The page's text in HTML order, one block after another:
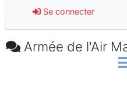
d9pouces: désolé pour les
jours : je teste des méthodes
paxwax: Super, la nouvelle
Se connecter
Armée de l'Air